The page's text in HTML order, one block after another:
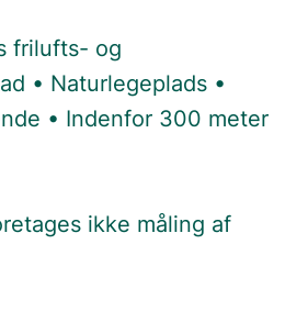
frilufts- og
• Naturlegeplads •
• Indenfor 300 meter
ikke måling af